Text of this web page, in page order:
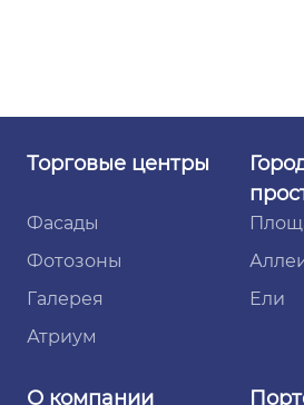
Торговые центры
Фасады
Фотозоны
Галерея
Атриум
Ели
О компании